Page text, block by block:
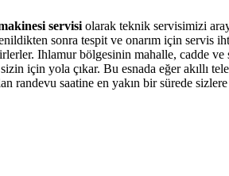
servisi olarak teknik servisimizi
sonra tespit ve onarım için servis
Ihlamur bölgesinin mahalle, cadde
için yola çıkar. Bu esnada eğer akıllı
randevu saatine en yakın bir sürede sizlere